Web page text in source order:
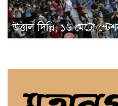
উত্তাল দিল্লি, ১৬ মেট্রো